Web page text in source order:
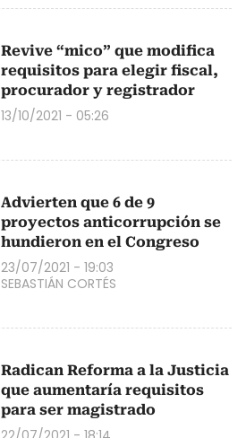
Revive “mico” que modifica
requisitos para elegir fiscal,
procurador y registrador
13/10/2021 - 05:26
Advierten que 6 de 9
proyectos anticorrupción se
hundieron en el Congreso
23/07/2021 - 19:03
SEBASTIÁN CORTÉS
Radican Reforma a la Justicia
que aumentaría requisitos
para ser magistrado